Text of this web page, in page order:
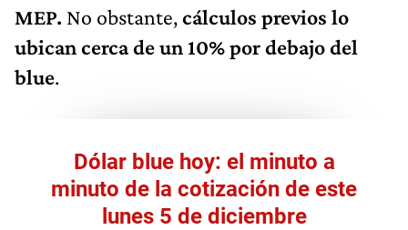
MEP. No obstante,cálculos previos lo
ubican cerca de un 10% por debajo del
blue.
Dólar blue hoy: el minuto a
minuto de la cotización de este
lunes 5 de diciembre